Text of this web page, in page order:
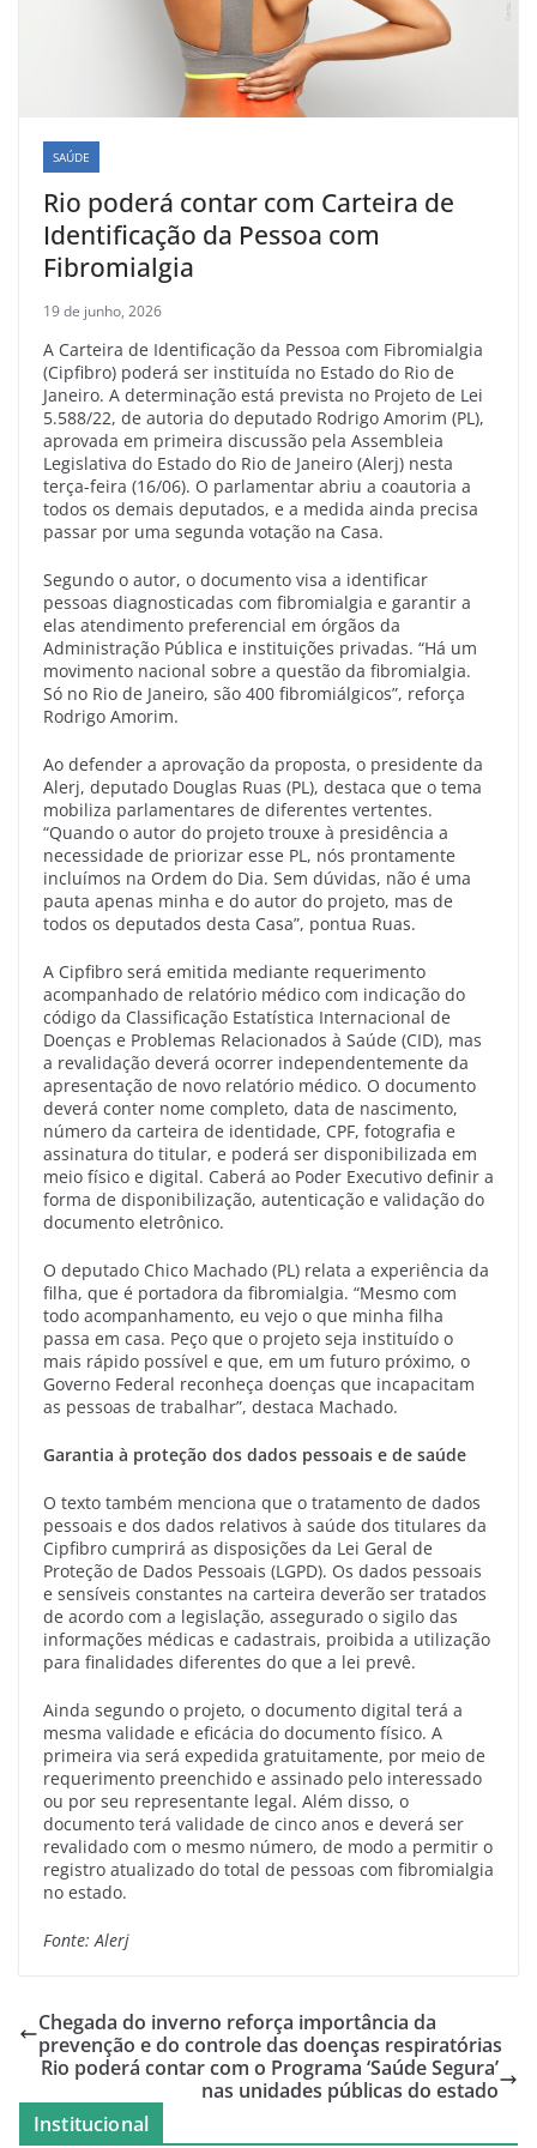
SAÚDE
Rio poderá contar com Carteira de
Identificação da Pessoa com
Fibromialgia
19 de junho, 2026
A Carteira de Identificação da Pessoa com Fibromialgia
(Cipfibro) poderá ser instituída no Estado do Rio de
Janeiro. A determinação está prevista no Projeto de Lei
5.588/22, de autoria do deputado Rodrigo Amorim (PL),
aprovada em primeira discussão pela Assembleia
Legislativa do Estado do Rio de Janeiro (Alerj) nesta
terça-feira (16/06). O parlamentar abriu a coautoria a
todos os demais deputados, e a medida ainda precisa
passar por uma segunda votação na Casa.
Segundo o autor, o documento visa a identificar
pessoas diagnosticadas com fibromialgia e garantir a
elas atendimento preferencial em órgãos da
Administração Pública e instituições privadas. “Há um
movimento nacional sobre a questão da fibromialgia.
Só no Rio de Janeiro, são 400 fibromiálgicos”, reforça
Rodrigo Amorim.
Ao defender a aprovação da proposta, o presidente da
Alerj, deputado Douglas Ruas (PL), destaca que o tema
mobiliza parlamentares de diferentes vertentes.
“Quando o autor do projeto trouxe à presidência a
necessidade de priorizar esse PL, nós prontamente
incluímos na Ordem do Dia. Sem dúvidas, não é uma
pauta apenas minha e do autor do projeto, mas de
todos os deputados desta Casa”, pontua Ruas.
A Cipfibro será emitida mediante requerimento
acompanhado de relatório médico com indicação do
código da Classificação Estatística Internacional de
Doenças e Problemas Relacionados à Saúde (CID), mas
a revalidação deverá ocorrer independentemente da
apresentação de novo relatório médico. O documento
deverá conter nome completo, data de nascimento,
número da carteira de identidade, CPF, fotografia e
assinatura do titular, e poderá ser disponibilizada em
meio físico e digital. Caberá ao Poder Executivo definir a
forma de disponibilização, autenticação e validação do
documento eletrônico.
O deputado Chico Machado (PL) relata a experiência da
filha, que é portadora da fibromialgia. “Mesmo com
todo acompanhamento, eu vejo o que minha filha
passa em casa. Peço que o projeto seja instituído o
mais rápido possível e que, em um futuro próximo, o
Governo Federal reconheça doenças que incapacitam
as pessoas de trabalhar”, destaca Machado.
Garantia à proteção dos dados pessoais e de saúde
O texto também menciona que o tratamento de dados
pessoais e dos dados relativos à saúde dos titulares da
Cipfibro cumprirá as disposições da Lei Geral de
Proteção de Dados Pessoais (LGPD). Os dados pessoais
e sensíveis constantes na carteira deverão ser tratados
de acordo com a legislação, assegurado o sigilo das
informações médicas e cadastrais, proibida a utilização
para finalidades diferentes do que a lei prevê.
Ainda segundo o projeto, o documento digital terá a
mesma validade e eficácia do documento físico. A
primeira via será expedida gratuitamente, por meio de
requerimento preenchido e assinado pelo interessado
ou por seu representante legal. Além disso, o
documento terá validade de cinco anos e deverá ser
revalidado com o mesmo número, de modo a permitir o
registro atualizado do total de pessoas com fibromialgia
no estado.
Fonte: Alerj
Chegada do inverno reforça importância da
prevenção e do controle das doenças respiratórias
Rio poderá contar com o Programa ‘Saúde Segura’
nas unidades públicas do estado
Institucional